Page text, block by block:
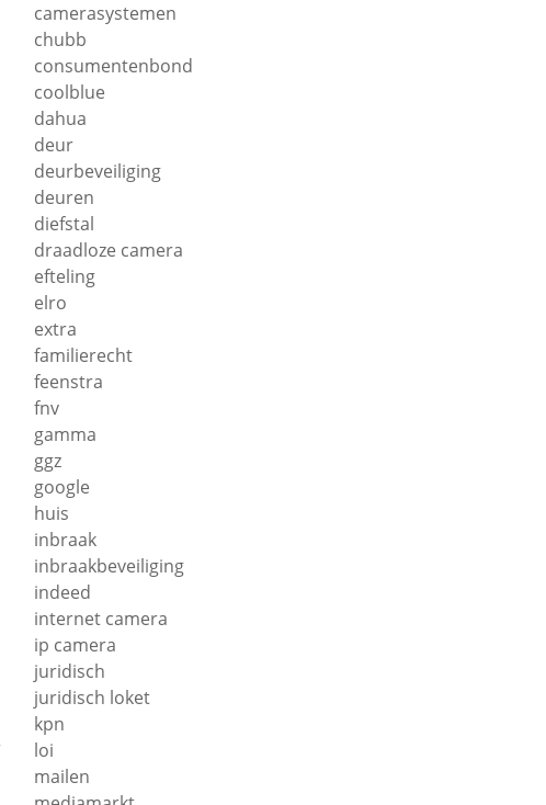
camerasystemen
chubb
consumentenbond
coolblue
dahua
deur
deurbeveiliging
deuren
diefstal
draadloze camera
efteling
elro
extra
familierecht
feenstra
fnv
gamma
ggz
google
huis
inbraak
inbraakbeveiliging
indeed
internet camera
ip camera
juridisch
juridisch loket
kpn
loi
mailen